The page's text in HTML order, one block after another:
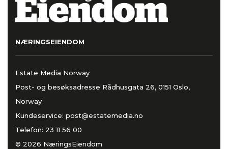
NÆRINGSEIENDOM
Estate Media Norway
Post- og besøksadresse Rådhusgata 26, 0151 Oslo,
Norway
Kundeservice: post@estatemedia.no
Telefon: 23 11 56 00
© 2026 NæringsEiendom